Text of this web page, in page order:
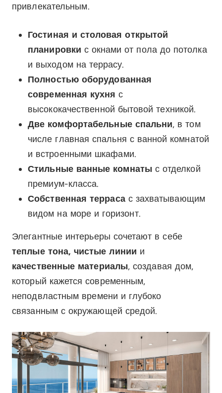
привлекательным.
Гостиная и столовая открытой
планировки с окнами от пола до потолка
и выходом на террасу.
Полностью оборудованная
современная кухня с
высококачественной бытовой техникой.
Две комфортабельные спальни, в том
числе главная спальня с ванной комнатой
и встроенными шкафами.
Стильные ванные комнаты с отделкой
премиум-класса.
Собственная террасас захватывающим
видом на море и горизонт.
Элегантные интерьеры сочетают в себе
теплые тона, чистые линии и
качественные материалы, создавая дом,
который кажется современным,
неподвластным времени и глубоко
связанным с окружающей средой.